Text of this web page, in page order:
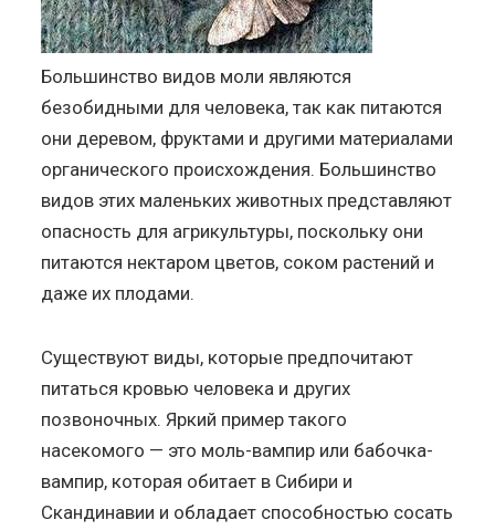
Большинство видов моли являются
безобидными для человека, так как питаются
они деревом, фруктами и другими материалами
органического происхождения. Большинство
видов этих маленьких животных представляют
опасность для агрикультуры, поскольку они
питаются нектаром цветов, соком растений и
даже их плодами.
Существуют виды, которые предпочитают
питаться кровью человека и других
позвоночных. Яркий пример такого
насекомого — это моль-вампир или бабочка-
вампир, которая обитает в Сибири и
Скандинавии и обладает способностью сосать